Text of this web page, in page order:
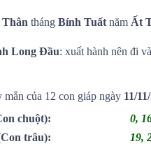
Thân tháng Bính Tuất năm Ất
Long Đầu: xuất hành nên đi
mắn của 12 con giáp ngày 11/
chuột):
0,
trâu):
19,